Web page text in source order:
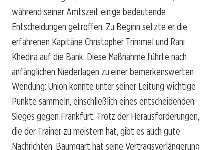
während seiner Amtszeit einige bedeutende
Entscheidungen getroffen. Zu Beginn setzte er die
erfahrenen Kapitäne Christopher Trimmel und Rani
Khedira auf die Bank. Diese Maßnahme führte nach
anfänglichen Niederlagen zu einer bemerkenswerten
Wendung: Union konnte unter seiner Leitung wichtige
Punkte sammeln, einschließlich eines entscheidenden
Sieges gegen Frankfurt. Trotz der Herausforderungen,
die der Trainer zu meistern hat, gibt es auch gute
Nachrichten. Baumgart hat seine Vertragsverlängerung